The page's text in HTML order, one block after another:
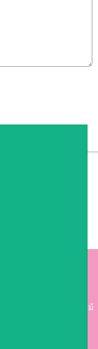
คาร์เตอร์ เฟอร์นิเจอร์ ซุ้มไม้